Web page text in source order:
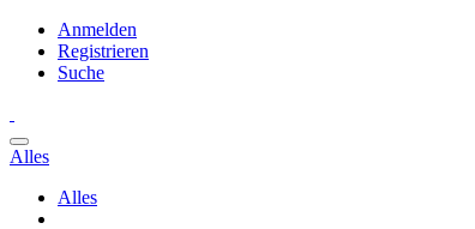
Anmelden
Registrieren
Suche
Alles
Alles